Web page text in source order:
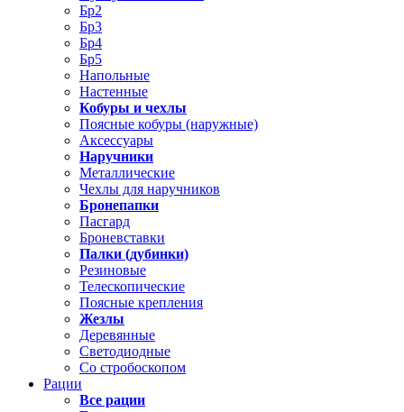
Бр2
Бр3
Бр4
Бр5
Напольные
Настенные
Кобуры и чехлы
Поясные кобуры (наружные)
Аксессуары
Наручники
Металлические
Чехлы для наручников
Бронепапки
Пасгард
Броневставки
Палки (дубинки)
Резиновые
Телескопические
Поясные крепления
Жезлы
Деревянные
Светодиодные
Со стробоскопом
Рации
Все рации